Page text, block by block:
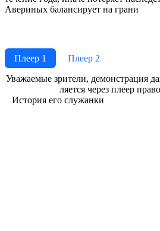
Авериных балансирует на грани
Плеер 1
Плеер 2
Ува­жае­мые зри­те­ли, де­мон­ст­ра­ция
ля­ет­ся че­рез пле­ер
История его служанки